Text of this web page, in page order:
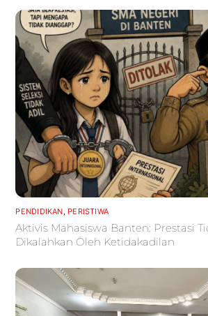
PENDIDIKAN PERISTIWA
Aktivis Mahasiswa Banten: Prestasi
Dikalahkan Oleh Ketidakadilan